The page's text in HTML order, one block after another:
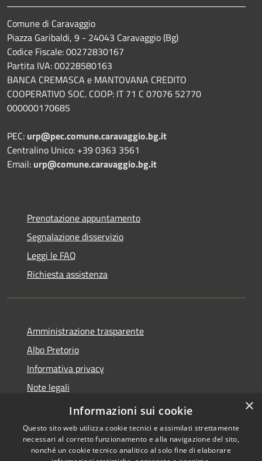
Comune di Caravaggio
Piazza Garibaldi, 9 - 24043 Caravaggio (Bg)
Codice Fiscale: 00272830167
Partita IVA: 00228580163
BANCA CREMASCA e MANTOVANA CREDITO
COOPERATIVO SOC. COOP: IT 71 C 07076 52770
000000170685
PEC: urp@pec.comune.caravaggio.bg.it
Centralino Unico: +39 0363 3561
Email: urp@comune.caravaggio.bg.it
Prenotazione appuntamento
Segnalazione disservizio
Leggi le FAQ
Richiesta assistenza
Amministrazione trasparente
Albo Pretorio
Informativa privacy
Note legali
Dichiarazione di accessibilità
×
Informazioni sui cookie
Questo sito web utilizza cookie tecnici e assimilati strettamente
necessari al corretto funzionamento e alla navigazione del sito,
nonché un cookie tecnico analitico al solo fine di elaborare